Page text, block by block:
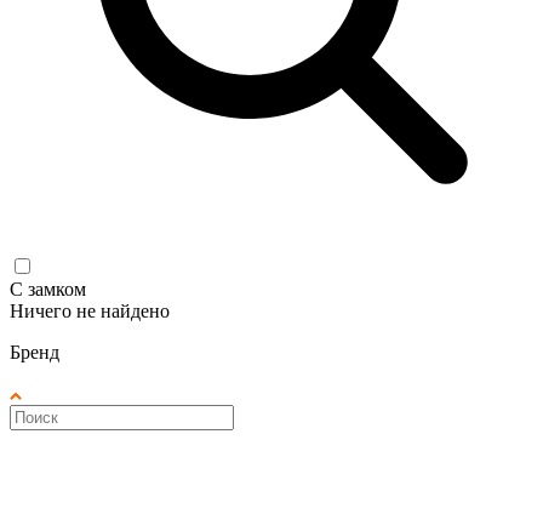
С замком
Ничего не найдено
Бренд